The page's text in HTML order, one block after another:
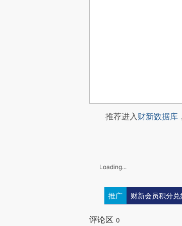
推荐进入财新数据库
Loading...
推广 财新会员积分兑
评论区 0